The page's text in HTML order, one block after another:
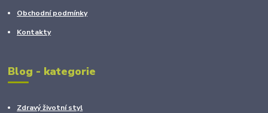
Obchodní podmínky
Kontakty
Blog - kategorie
Zdravý životní styl